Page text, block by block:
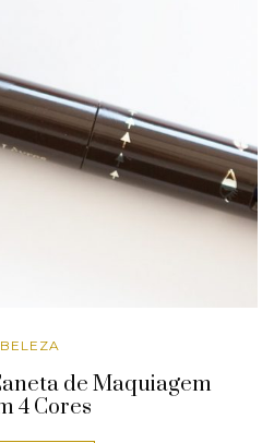
BELEZA
de Maquiagem
4 Cores